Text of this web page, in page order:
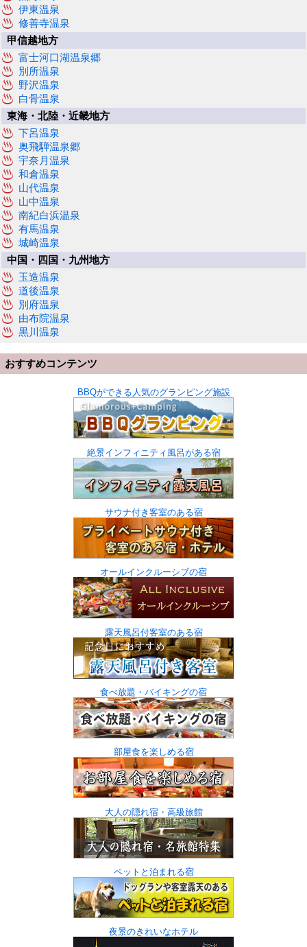
伊東温泉
修善寺温泉
甲信越地方
富士河口湖温泉郷
別所温泉
野沢温泉
白骨温泉
東海・北陸・近畿地方
下呂温泉
奥飛騨温泉郷
宇奈月温泉
和倉温泉
山代温泉
山中温泉
南紀白浜温泉
有馬温泉
城崎温泉
中国・四国・九州地方
玉造温泉
道後温泉
別府温泉
由布院温泉
黒川温泉
おすすめコンテンツ
BBQができる人気のグランピング施設
絶景インフィニティ風呂がある宿
サウナ付き客室のある宿
オールインクルーシブの宿
露天風呂付客室のある宿
食べ放題・バイキングの宿
部屋食を楽しめる宿
大人の隠れ宿・高級旅館
ペットと泊まれる宿
夜景のきれいなホテル